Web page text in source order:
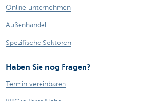
Online unternehmen
Außenhandel
Spezifische Sektoren
Haben Sie nog Fragen?
Termin vereinbaren
KBC in Ihrer Nähe